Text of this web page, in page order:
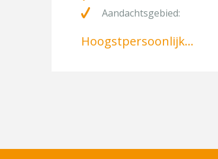
Aandachtsgebied:
Hoogstpersoonlijk…